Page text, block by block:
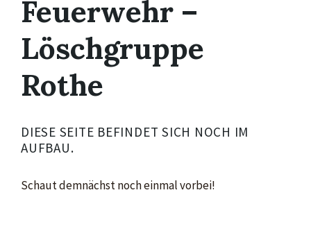
Feuerwehr –
Löschgruppe
Rothe
DIESE SEITE BEFINDET SICH NOCH IM
AUFBAU.
Schaut demnächst noch einmal vorbei!